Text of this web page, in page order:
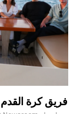
فريق كرة